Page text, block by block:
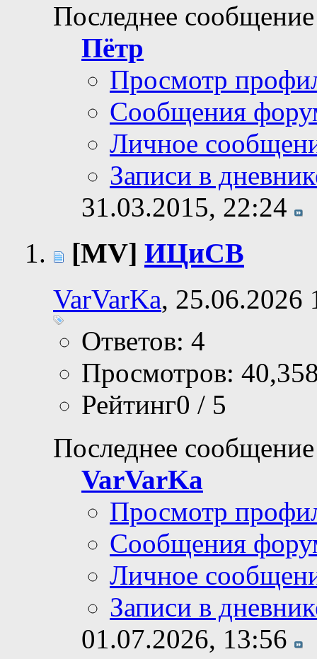
Последнее
Пётр
Просмотр
Сообщения
Личное
Записи в
31.03.2015, 22:24
[MV] ИЦиСВ
VarVarKa, 25.06.2026
Ответов: 4
Просмотров:
Рейтинг0 / 5
Последнее
VarVarKa
Просмотр
Сообщения
Личное
Записи в
01.07.2026, 13:56